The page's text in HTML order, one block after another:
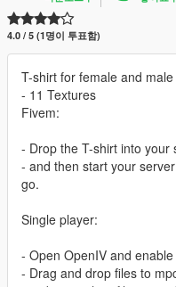
4.0 / 5 (1명이 투표함)
T-shirt for female and male
- 11 Textures
Fivem:
- Drop the T-shirt into your
- and then start your
go.
Single player:
- Open OpenIV and
- Drag and drop files to